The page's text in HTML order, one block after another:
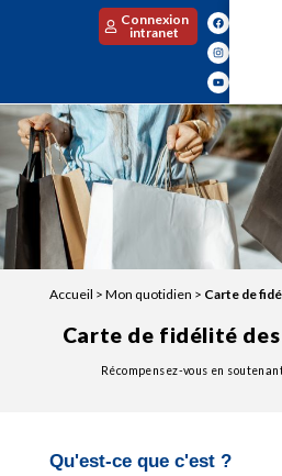
Connexion
intranet
Accueil > Mon quotidien > Carte de
Carte de fidélité
Récompensez-vous en
Qu'est-ce que c'est ?